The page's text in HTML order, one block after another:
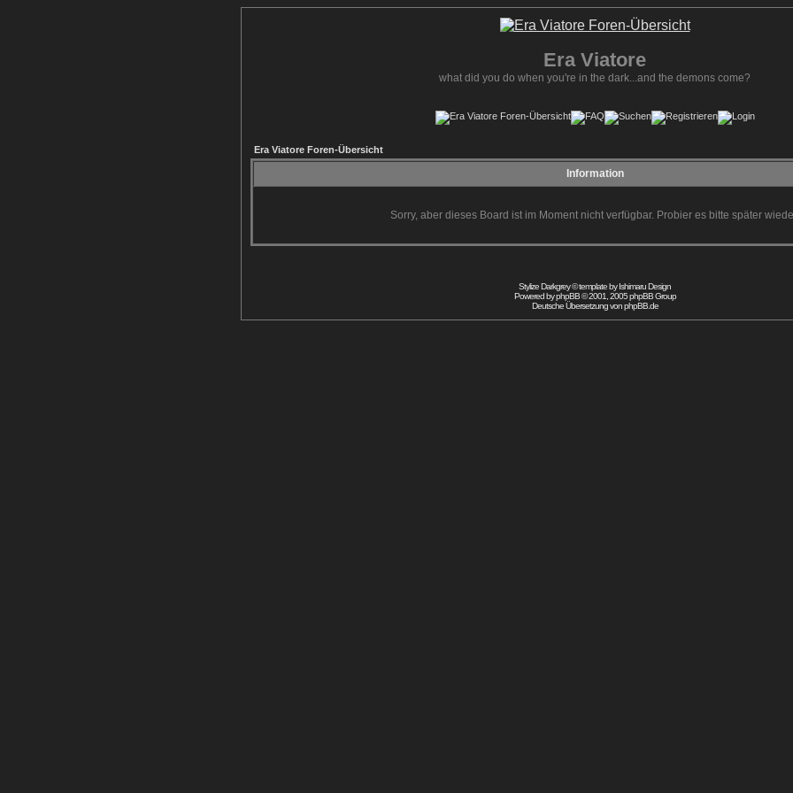
Era Viatore
what did you do when you're in the dark...and the demons come?
Era Viatore Foren-Übersicht
Information
Sorry, aber dieses Board ist im Moment nicht verfügbar. Probier es bitte später
Stylize Darkgrey © template byIshimaru Design
Powered byphpBB© 2001, 2005 phpBB Group
Deutsche Übersetzung vonphpBB.de